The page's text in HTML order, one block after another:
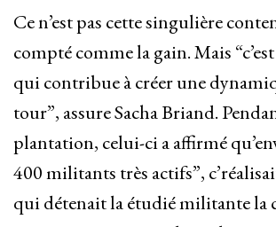
Ce n’est pas cette singulière
compté comme la gain. Mais
qui contribue à créer une
tour”, assure Sacha Briand.
plantation, celui-ci a affirmé
400 militants très actifs”,
qui détenait la étudié militante la